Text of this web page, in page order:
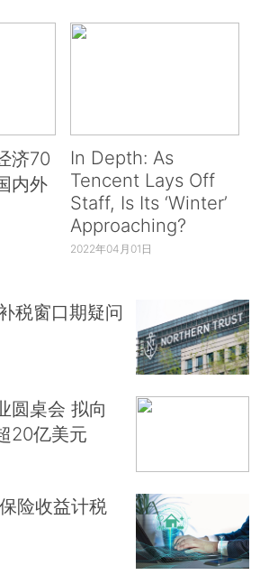
济70
内外
In Depth: As
Tencent Lays Off
Staff, Is Its ‘Winter’
Approaching?
2022年04月01日
税窗口期疑问
圆桌会 拟向
20亿美元
险收益计税